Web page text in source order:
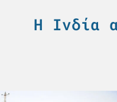
Η Ινδία